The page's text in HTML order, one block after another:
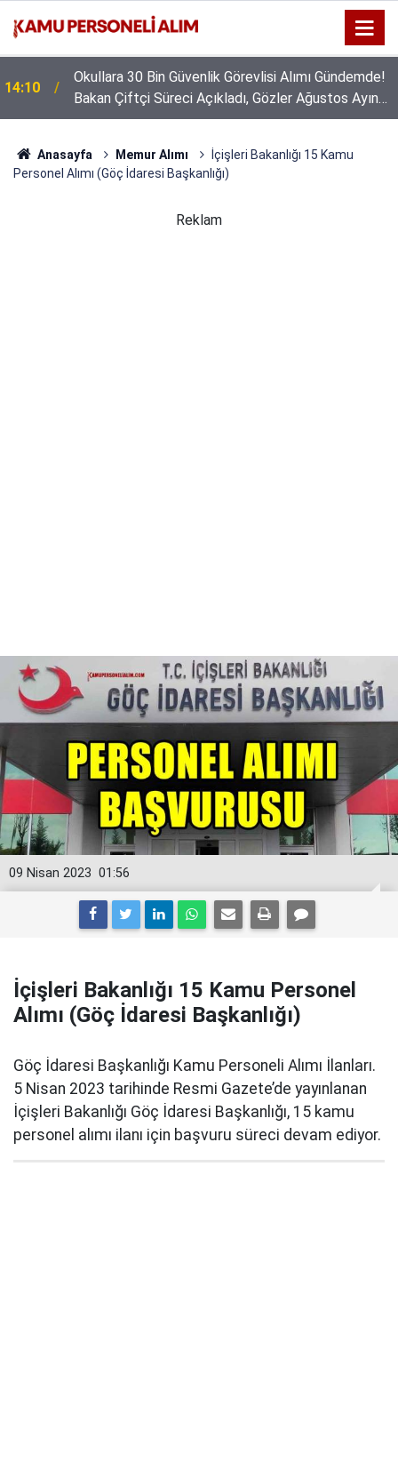
14:10
Okullara 30 Bin Güvenlik Görevlisi Alımı Gündemde!
Bakan Çiftçi Süreci Açıkladı, Gözler Ağustos Ayına
Çevrildi
Anasayfa Memur Alımı
İçişleri Bakanlığı 15 Kamu
Personel Alımı (Göç İdaresi Başkanlığı)
Reklam
01:56
09 Nisan 2023
İçişleri Bakanlığı 15 Kamu Personel
Alımı (Göç İdaresi Başkanlığı)
Göç İdaresi Başkanlığı Kamu Personeli Alımı İlanları.
5 Nisan 2023 tarihinde Resmi Gazete’de yayınlanan
İçişleri Bakanlığı Göç İdaresi Başkanlığı, 15 kamu
personel alımı ilanı için başvuru süreci devam ediyor.